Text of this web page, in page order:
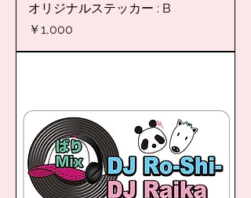
オリジナルステッカー : B
価格
￥1,000